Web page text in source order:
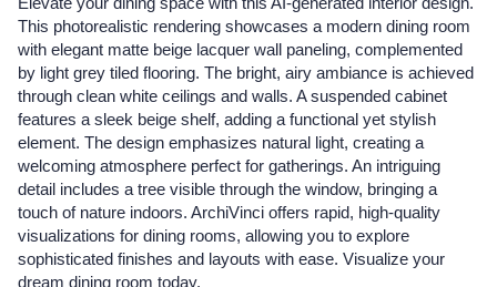
This photorealistic rendering showcases a modern dining room
with elegant matte beige lacquer wall paneling, complemented
by light grey tiled flooring. The bright, airy ambiance is achieved
through clean white ceilings and walls. A suspended cabinet
features a sleek beige shelf, adding a functional yet stylish
element. The design emphasizes natural light, creating a
welcoming atmosphere perfect for gatherings. An intriguing
detail includes a tree visible through the window, bringing a
touch of nature indoors. ArchiVinci offers rapid, high-quality
visualizations for dining rooms, allowing you to explore
sophisticated finishes and layouts with ease. Visualize your
dream dining room today.